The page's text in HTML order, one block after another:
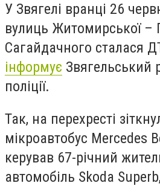
У Звягелі вранці 26
вулиць Житомирської –
Сагайдачного сталася
інформує Звягельський
поліції.
Так, на перехресті
мікроавтобус Mercedes
керував 67-річний
автомобіль Skoda